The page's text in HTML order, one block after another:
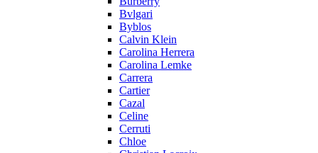
Bvlgari
Byblos
Calvin Klein
Carolina Herrera
Carolina Lemke
Carrera
Cartier
Cazal
Celine
Cerruti
Chloe